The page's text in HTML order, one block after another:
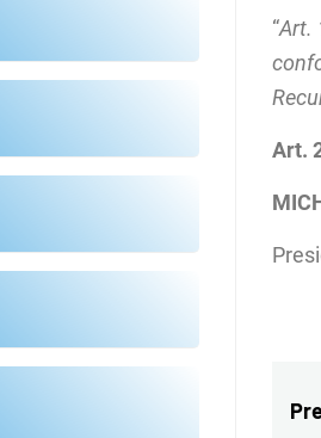
“Art.
Art.